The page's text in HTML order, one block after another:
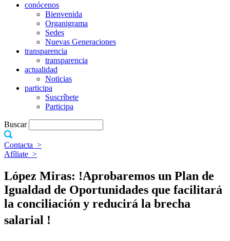
conócenos
Bienvenida
Organigrama
Sedes
Nuevas Generaciones
transparencia
transparencia
actualidad
Noticias
participa
Suscríbete
Participa
Buscar
Contacta >
Afíliate >
López Miras: !Aprobaremos un Plan de
Igualdad de Oportunidades que facilitará
la conciliación y reducirá la brecha
salarial !